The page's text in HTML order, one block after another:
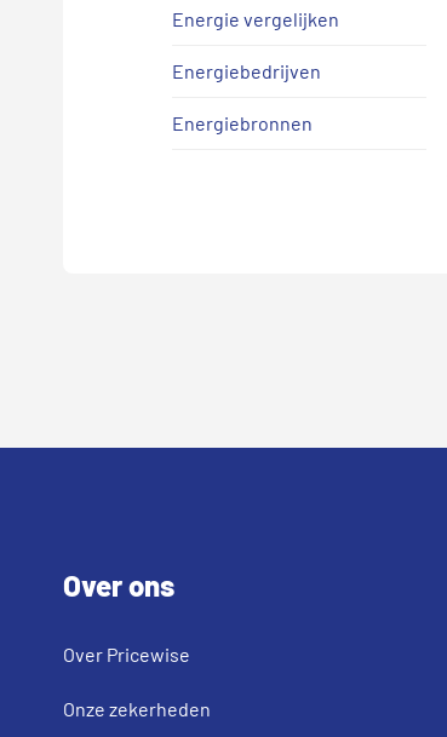
Energie vergelijken
Energiebedrijven
Energiebronnen
Over ons
Over Pricewise
Onze zekerheden